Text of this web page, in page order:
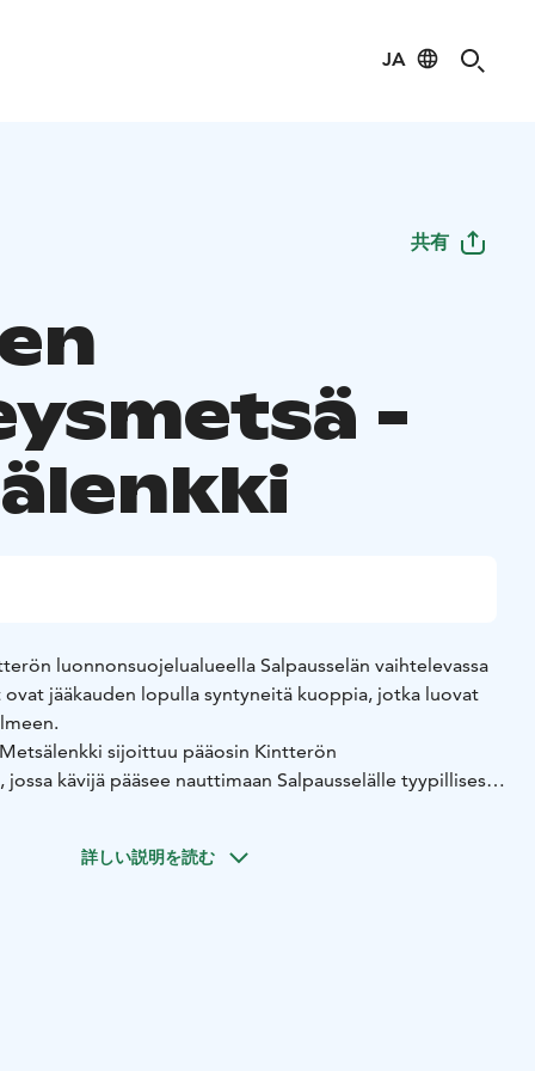
JA
共有
-
luonnonsuojelualueella Salpausselän vaihtelevassa
ovat jääkauden lopulla syntyneitä kuoppia, jotka luovat
sijoittuu pääosin Kintterön
jossa kävijä pääsee nauttimaan Salpausselälle tyypillisestä
levähdyspaikkoja kuten joogatasanne, oleskelukatos ja
詳しい説明を読む